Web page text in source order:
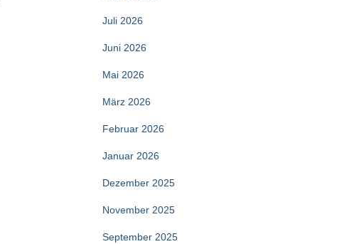
Juli 2026
Juni 2026
Mai 2026
März 2026
Februar 2026
Januar 2026
Dezember 2025
November 2025
September 2025